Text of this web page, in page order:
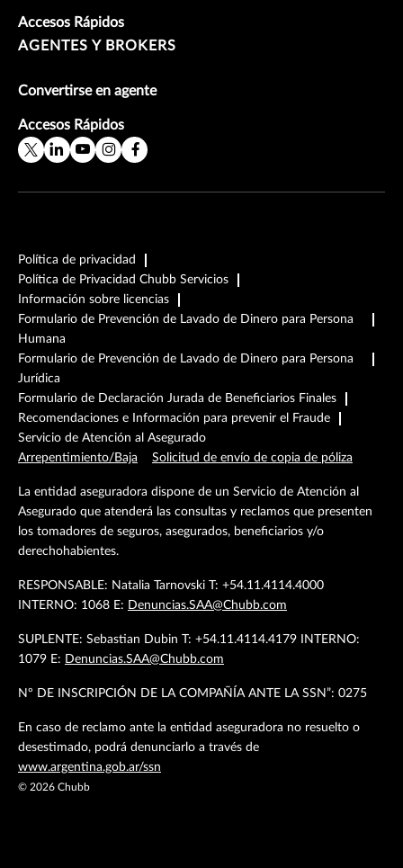
Accesos Rápidos
AGENTES Y BROKERS
Convertirse en agente
Accesos Rápidos
Política de privacidad
Política de Privacidad Chubb Servicios
Información sobre licencias
Formulario de Prevención de Lavado de Dinero para Persona
Humana
Formulario de Prevención de Lavado de Dinero para Persona
Jurídica
Formulario de Declaración Jurada de Beneficiarios Finales
Recomendaciones e Información para prevenir el Fraude
Servicio de Atención al Asegurado
Arrepentimiento/Baja
Solicitud de envío de copia de póliza
La entidad aseguradora dispone de un Servicio de Atención al
Asegurado que atenderá las consultas y reclamos que presenten
los tomadores de seguros, asegurados, beneficiarios y/o
derechohabientes.
RESPONSABLE: Natalia Tarnovski T: +54.11.4114.4000
INTERNO: 1068 E: Denuncias.SAA@Chubb.com
SUPLENTE: Sebastian Dubin T: +54.11.4114.4179 INTERNO:
1079 E: Denuncias.SAA@Chubb.com
Nº DE INSCRIPCIÓN DE LA COMPAÑÍA ANTE LA SSN”: 0275
En caso de reclamo ante la entidad aseguradora no resuelto o
desestimado, podrá denunciarlo a través de
www.argentina.gob.ar/ssn
© 2026 Chubb